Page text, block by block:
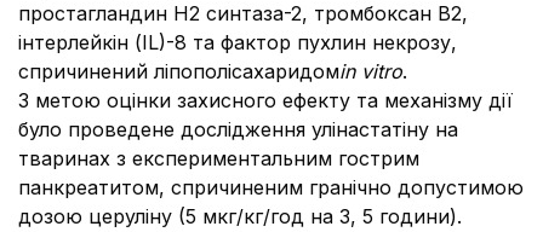
простагландин H2 синтаза-2, тромбоксан B2,
інтерлейкін (IL)-8 та фактор пухлин некрозу,
спричинений ліпополісахаридомin vitro.
З метою оцінки захисного ефекту та механізму дії
було проведене дослідження улінастатіну на
тваринах з експериментальним гострим
панкреатитом, спричиненим гранічно допустимою
дозою церуліну (5 мкг/кг/год на 3, 5 години).